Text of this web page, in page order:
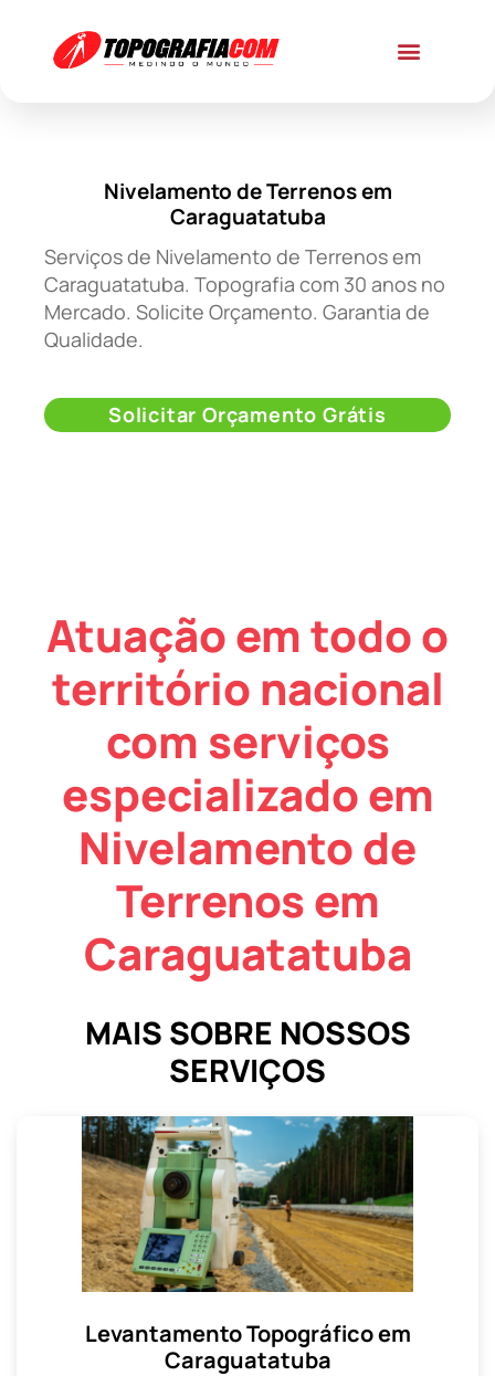
Nivelamento de Terrenos em
Caraguatatuba
Serviços de Nivelamento de Terrenos em
Caraguatatuba. Topografia com 30 anos no
Mercado. Solicite Orçamento. Garantia de
Qualidade.
Solicitar Orçamento Grátis
Atuação em todo o
território nacional
com serviços
especializado em
Nivelamento de
Terrenos em
Caraguatatuba
MAIS SOBRE NOSSOS
SERVIÇOS
Levantamento Topográfico em
Caraguatatuba